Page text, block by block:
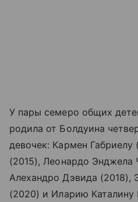
У пары семеро общих
родила от Болдуина
девочек: Кармен Габриелу
(2015), Леонардо Энджела
Алехандро Дэвида (2018),
(2020) и Иларию